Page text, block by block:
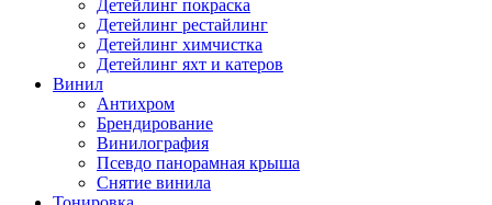
Детейлинг покраска
Детейлинг рестайлинг
Детейлинг химчистка
Детейлинг яхт и катеров
Винил
Антихром
Брендирование
Винилография
Псевдо панорамная крыша
Снятие винила